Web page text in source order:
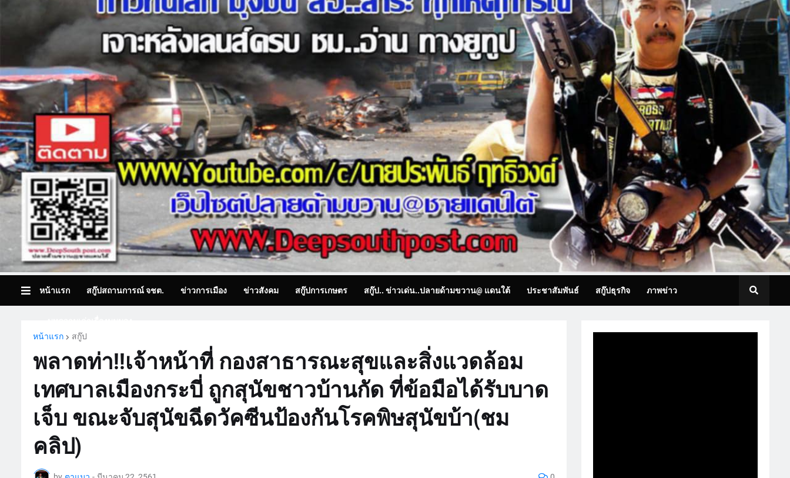
หน้าแรก สกู๊ปสถานการณ์ จชต. ข่าวการเมือง ข่าวสังคม สกู๊ปการเกษตร สกู๊ป.. ข่าวเด่น..ปลายด้ามขวาน@ แดนใต้ ประชาสัมพันธ์ สกู๊ปธุรกิจ ภาพข่าว
หน้าแรก
สกู๊ป
พลาดท่า!!เจ้าหน้าที่ กองสาธารณะสุขและสิ่งแวดล้อม
เทศบาลเมืองกระบี่ ถูกสุนัขชาวบ้านกัด ที่ข้อมือได้รับบาด
เจ็บ ขณะจับสุนัขฉีดวัคซีนป้องกันโรคพิษสุนัขบ้า(ชม
คลิป)